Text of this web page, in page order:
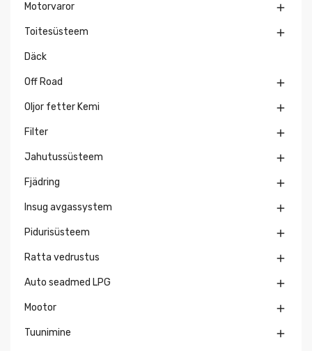
Motorvaror 
Toitesüsteem 
Däck
Off Road 
Oljor fetter Kemi 
Filter 
Jahutussüsteem 
Fjädring 
Insug avgassystem 
Pidurisüsteem 
Ratta vedrustus 
Auto seadmed LPG 
Mootor 
Tuunimine 